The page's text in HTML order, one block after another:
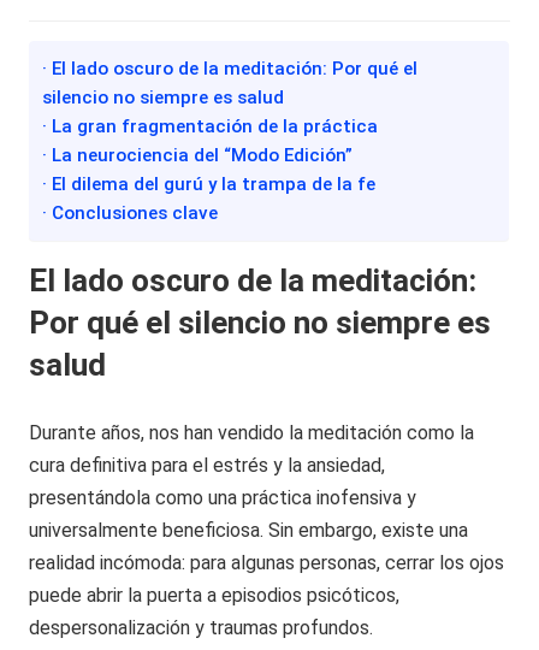
· El lado oscuro de la meditación: Por qué el
silencio no siempre es salud
· La gran fragmentación de la práctica
· La neurociencia del “Modo Edición”
· El dilema del gurú y la trampa de la fe
· Conclusiones clave
El lado oscuro de la meditación:
Por qué el silencio no siempre es
salud
Durante años, nos han vendido la meditación como la
cura definitiva para el estrés y la ansiedad,
presentándola como una práctica inofensiva y
universalmente beneficiosa. Sin embargo, existe una
realidad incómoda: para algunas personas, cerrar los ojos
puede abrir la puerta a episodios psicóticos,
despersonalización y traumas profundos.